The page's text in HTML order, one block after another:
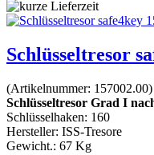
Schlüsseltresor
(Artikelnummer: 157002.00)
Schlüsseltresor Grad I
Schlüsselhaken: 160
Hersteller: ISS-Tresore
Gewicht.: 67 Kg